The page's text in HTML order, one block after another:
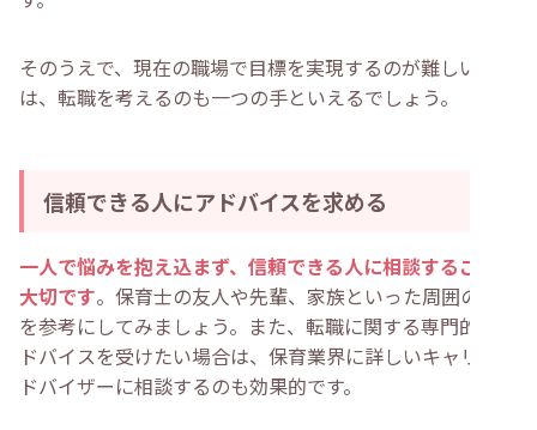
そのうえで、現在の職場で目標を実現するのが難しい場合
は、転職を考えるのも一つの手といえるでしょう。
信頼できる人にアドバイスを求める
一人で悩みを抱え込まず、信頼できる人に相談することも
大切です。保育士の友人や先輩、家族といった周囲の意見
を参考にしてみましょう。また、転職に関する専門的なア
ドバイスを受けたい場合は、保育業界に詳しいキャリアア
ドバイザーに相談するのも効果的です。